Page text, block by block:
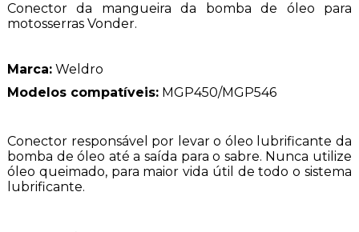
Conector da mangueira da bomba de óleo para
motosserras Vonder.
Marca:Weldro
Modelos compatíveis:MGP450/MGP546
Conector responsável por levar o óleo lubrificante da
bomba de óleo até a saída para o sabre. Nunca utilize
óleo queimado, para maior vida útil de todo o sistema
lubrificante.